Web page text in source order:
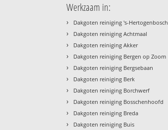
Werkzaam in:
› Dakgoten reiniging 's-Hertogenbosch
› Dakgoten reiniging Achtmaal
› Dakgoten reiniging Akker
› Dakgoten reiniging Bergen op Zoom
› Dakgoten reiniging Bergsebaan
› Dakgoten reiniging Berk
› Dakgoten reiniging Borchwerf
› Dakgoten reiniging Bosschenhoofd
› Dakgoten reiniging Breda
› Dakgoten reiniging Buis